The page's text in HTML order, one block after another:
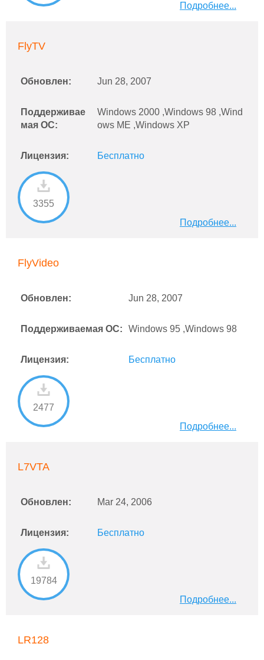
Подробнее...
FlyTV
Обновлен: Jun 28, 2007
Поддерживае
мая ОС:
Windows 2000 ,Windows 98 ,Wind
ows ME ,Windows XP
Лицензия: Бесплатно
3355
Подробнее...
FlyVideo
Обновлен: Jun 28, 2007
Поддерживаемая ОС: Windows 95 ,Windows 98
Лицензия: Бесплатно
2477
Подробнее...
L7VTA
Обновлен: Mar 24, 2006
Лицензия: Бесплатно
19784
Подробнее...
LR128